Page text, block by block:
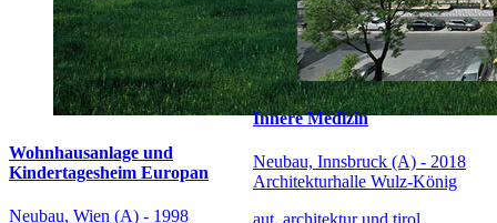
Wohnhausanlage und
Kindertagesheim Europan
Neubau, Wien (A) - 1998
Innere Medizin
Neubau, Innsbruck (A) - 2018
Architekturhalle Wulz-König
aut. architektur und tirol